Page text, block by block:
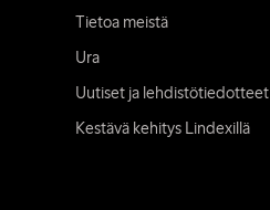
Tietoa meistä
Ura
Uutiset ja lehdistötiedotteet
Kestävä kehitys Lindexillä